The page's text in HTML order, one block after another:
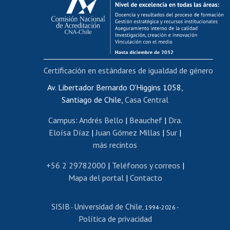
Postulación al AUCAI
Funcionarias/os
Cursos internos de capacitación
Bienestar del personal
Portal de movilidad interna
Certificado de renta
Certificado de renta honorarios
Editar páginas blancas
Extranjeras/os
Revalidación y reconocimiento de títulos
Postulación al Programa de Movilidad Estudiantil
Cursos de español
Av. Libertador Bernardo O'Higgins 1058,
Santiago de Chile, Casa Central
Campus: Andrés Bello | Beauchef| Dra.
Eloísa Díaz |Juan Gómez Millas | Sur |
más recintos
+56 2 29782000 | Teléfonos y correos |
Mapa del portal| Contacto
SISIB - Universidad de Chile, 1994-2026 -
Política de privacidad
Certificación en estándares de igualdad de género